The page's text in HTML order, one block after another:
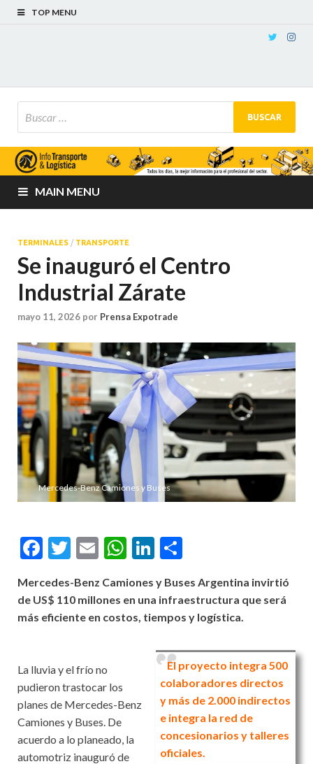
TOP MENU
MAIN MENU
TERMINALES / TRANSPORTE
Se inauguró el Centro
Industrial Zárate
mayo 11, 2026 por Prensa Expotrade
Mercedes-Benz Camiones y Buses
Facebook
Twitter
EmailWhatsApp
LinkedIn
Mercedes-Benz Camiones y Buses Argentina invirtió
de US$ 110 millones en una infraestructura que será
más eficiente en costos, tiempos y logística.
El proyecto integra 500
colaboradores directos
y más de 2.000 indirectos
e integra la red de
concesionarios y talleres
oficiales.
La lluvia y el frío no
pudieron trastocar los
planes de Mercedes-Benz
Camiones y Buses. De
acuerdo a lo planeado, la
automotriz inauguró de